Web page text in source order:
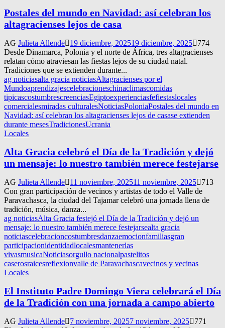
Postales del mundo en Navidad: así celebran los
altagracienses lejos de casa
AG Julieta Allende 19 diciembre, 202519 diciembre, 2025
774
Desde Dinamarca, Polonia y el norte de África, tres altagracienses
relatan cómo atraviesan las fiestas lejos de su ciudad natal.
Tradiciones que se extienden durante...
ag noticiasalta gracia noticiasAltagracienses por el
Mundoaprendizajescelebracioneschinaclimascomidas
tipicascostumbrescreenciasEgiptoexperienciasfefiestaslocales
comercialesmiradas culturalesNoticiasPoloniaPostales del mundo en
Navidad: así celebran los altagracienses lejos de casase extienden
durante mesesTradicionesUcrania
Locales
Alta Gracia celebró el Día de la Tradición y dejó
un mensaje: lo nuestro también merece festejarse
AG Julieta Allende 11 noviembre, 202511 noviembre, 2025
713
Con gran participación de vecinos y artistas de todo el Valle de
Paravachasca, la ciudad del Tajamar celebró una jornada llena de
tradición, música, danza...
ag noticiasAlta Gracia festejó el Día de la Tradición y dejó un
mensaje: lo nuestro también merece festejarsealta gracia
noticiascelebracioncostumbresdanzaemocionfamiliasgran
participacionidentidadlocalesmantenerlas
vivasmusicaNoticiasorgullo nacionalpastelitos
caserosraicesreflexionvalle de Paravachascavecinos y vecinas
Locales
El Instituto Padre Domingo Viera celebrará el Día
de la Tradición con una jornada a campo abierto
AG Julieta Allende 7 noviembre, 20257 noviembre, 2025
771